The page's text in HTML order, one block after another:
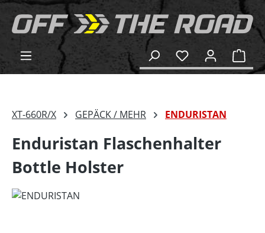
springen
XT-660R/X GEPÄCK / MEHR ENDURISTAN
Enduristan Flaschenhalter
Bottle Holster